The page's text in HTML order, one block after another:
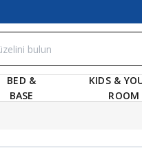
BED &
BASE
KIDS &
ROOM